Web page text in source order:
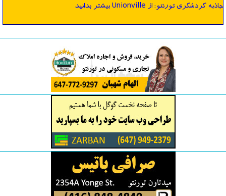
جاذبه گردشگری تورنتو: از Unionville بیشتر بدانید